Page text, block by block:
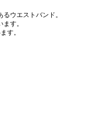
ウエストバンド。
す。
す。